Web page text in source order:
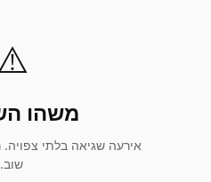
משהו
אירעה שגיאה בלתי צפויה.
שוב.